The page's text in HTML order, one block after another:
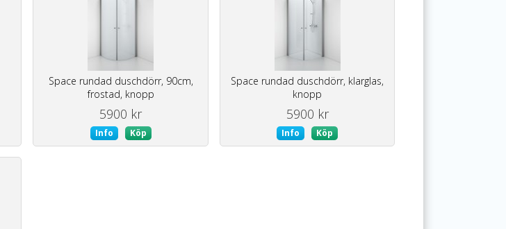
Space rundad duschdörr, 90cm,
frostad, knopp
5900 kr
Info Köp
Space rundad duschdörr, klarglas,
knopp
5900 kr
Info Köp